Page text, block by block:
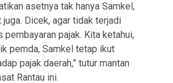
asetnya tak hanya Samkel,
Dicek, agar tidak terjadi
pembayaran pajak. Kita ketahui,
pemda, Samkel tetap ikut
pajak daerah,” tutur mantan
Rantau ini.